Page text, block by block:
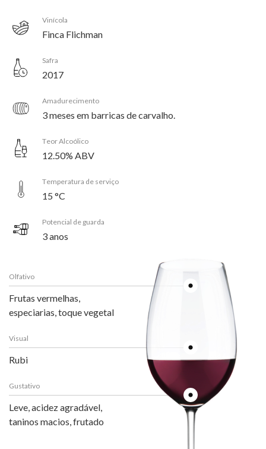
Vinícola
Finca Flichman
Safra
2017
Amadurecimento
3 meses em barricas de carvalho.
Teor Alcoólico
12.50% ABV
Temperatura de serviço
15 °C
Potencial de guarda
3 anos
Olfativo
Frutas vermelhas,
especiarias, toque vegetal
Visual
Rubi
Gustativo
Leve, acidez agradável,
taninos macios, frutado